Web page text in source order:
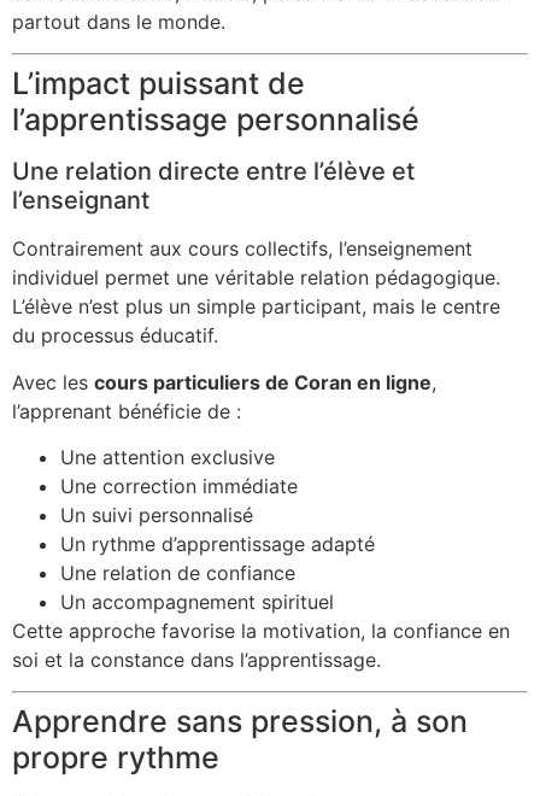
partout dans le monde.
L’impact puissant de
l’apprentissage personnalisé
Une relation directe entre l’élève et
l’enseignant
Contrairement aux cours collectifs, l’enseignement
individuel permet une véritable relation pédagogique.
L’élève n’est plus un simple participant, mais le centre
du processus éducatif.
Avec les cours particuliers de Coran en ligne,
l’apprenant bénéficie de :
Une attention exclusive
Une correction immédiate
Un suivi personnalisé
Un rythme d’apprentissage adapté
Une relation de confiance
Un accompagnement spirituel
Cette approche favorise la motivation, la confiance en
soi et la constance dans l’apprentissage.
Apprendre sans pression, à son
propre rythme